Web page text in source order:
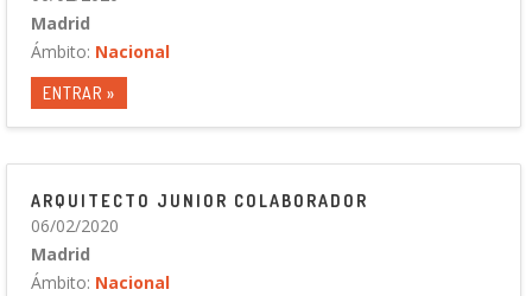
Madrid
Ámbito: Nacional
ENTRAR »
ARQUITECTO JUNIOR COLABORADOR
06/02/2020
Madrid
Ámbito: Nacional